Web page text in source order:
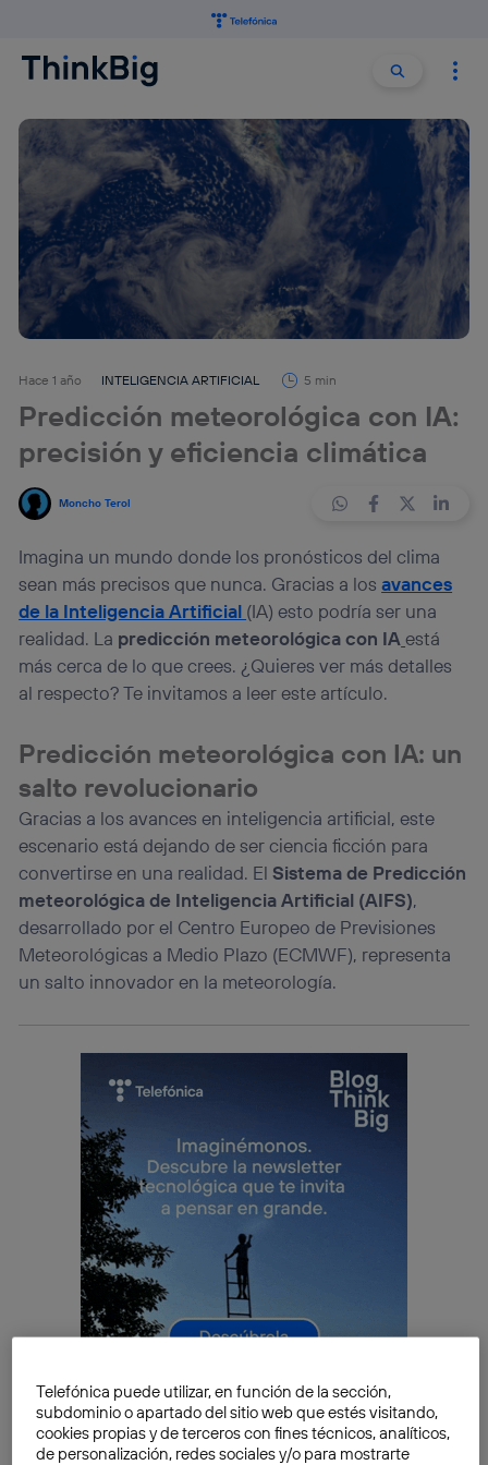
Buscar
Hace 1 año INTELIGENCIA ARTIFICIAL 5 min
Predicción meteorológica con IA:
precisión y eficiencia climática
Moncho Terol
Imagina un mundo donde los pronósticos del clima
sean más precisos que nunca. Gracias a losavances
de la Inteligencia Artificial (IA) esto podría ser una
realidad. La predicción meteorológica con IAestá
más cerca de lo que crees. ¿Quieres ver más detalles
al respecto? Te invitamos a leer este artículo.
Predicción meteorológica con IA: un
salto revolucionario
Gracias a los avances en inteligencia artificial, este
escenario está dejando de ser ciencia ficción para
convertirse en una realidad. ElSistema de Predicción
meteorológica de Inteligencia Artificial (AIFS),
desarrollado por el Centro Europeo de Previsiones
Meteorológicas a Medio Plazo (ECMWF), representa
un salto innovador en la meteorología.
Primero que nada, la habilidad para analizar
Telefónica puede utilizar, en función de la sección,
subdominio o apartado del sitio web que estés visitando,
cookies propias y de terceros con fines técnicos, analíticos,
de personalización, redes sociales y/o para mostrarte